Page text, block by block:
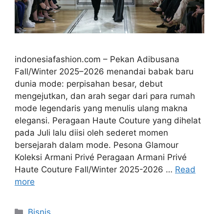
indonesiafashion.com – Pekan Adibusana
Fall/Winter 2025–2026 menandai babak baru
dunia mode: perpisahan besar, debut
mengejutkan, dan arah segar dari para rumah
mode legendaris yang menulis ulang makna
elegansi. Peragaan Haute Couture yang dihelat
pada Juli lalu diisi oleh sederet momen
bersejarah dalam mode. Pesona Glamour
Koleksi Armani Privé Peragaan Armani Privé
Haute Couture Fall/Winter 2025-2026 … Read
more
Categories